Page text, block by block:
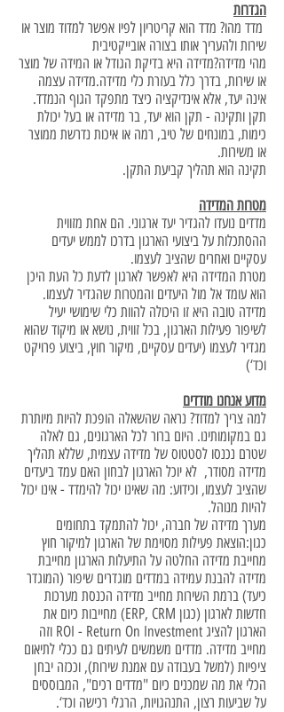
הגדרות
מדד מהו? מדד הוא קריטריון לפיו אפשר למדוד מוצר או
שירות ולהעריך אותו בצורה אובייקטיבית
מהי מדידה?מדידה היא בדיקת הגודל או המידה של מוצר
או שירות, בדרך כלל בעזרת כלי מדידה.מדידה עצמה
אינה יעד, אלא אינדיקציה כיצד מתפקד הגוף הנמדד.
תקן ותקינה - תקן הוא יעד, בר מדידה או בעל יכולת
כימות, במונחים של טיב, רמה או איכות נדרשת ממוצר
או משירות.
תקינה הוא תהליך קביעת התקן.
מטרות המדידה
מדדים נועדו להגדיר יעד ארגוני. הם אחת מזווית
ההסתכלות על ביצועי הארגון בדרכו לממש יעדים
עסקיים ואחרים שהציב לעצמו.
מטרת המדידה היא לאפשר לארגון לדעת כל העת היכן
הוא עומד אל מול היעדים והמטרות שהגדיר לעצמו.
מדידה טובה היא זו היכולה להוות כלי שימושי יעיל
לשיפור פעילות הארגון, בכל זווית, נושא או מיקוד שהוא
מגדיר לעצמו (יעדים עסקיים, מיקור חוץ, ביצוע פרויקט
וכד‘)
מדוע אנחנו מודדים
למה צריך למדוד? נראה שהשאלה הופכת להיות מיותרת
גם במקומותינו. היום ברור לכל הארגונים, גם לאלה
שטרם נכנסו לסטטוס של מדידה עצמית, שללא תהליך
מדידה מסודר, לא יוכל הארגון לבחון האם עמד ביעדים
שהציב לעצמו, וכידוע: מה שאינו יכול להימדד - אינו יכול
להיות מנוהל.
מערך מדידה של חברה, יכול להתמקד בתחומים
כגון:הוצאת פעילות מסוימת של הארגון למיקור חוץ
מחייבת מדידה החלטה על התיעלות הארגון מחייבת
מדידה להבנת עמידה במדדים מוגדרים שיפור (המוגדר
כיעד) ברמת השירות מחייב מדידה הכנסת מערכות
חדשות לארגון (כגון ERP, CRM) מחייבות כיום את
הארגון להציג ROI - Return On Investment וזה
מחייב מדידה. מדדים משמשים לעיתים גם ככלי לתיאום
ציפיות (למשל בעבודה עם אמנת שירות), וככזה יבחן
הכלי את מה שמכנים כיום "מדדים רכים", המבוססים
על שביעות רצון, התנהגויות, הרגלי רכישה וכד‘.